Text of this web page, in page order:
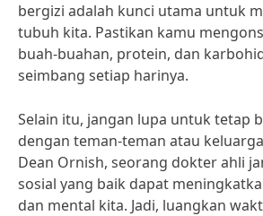
bergizi adalah kunci utama untuk
tubuh kita. Pastikan kamu
buah-buahan, protein, dan
seimbang setiap harinya.
Selain itu, jangan lupa untuk tetap
dengan teman-teman atau
Dean Ornish, seorang dokter ahli
sosial yang baik dapat
dan mental kita. Jadi, luangkan